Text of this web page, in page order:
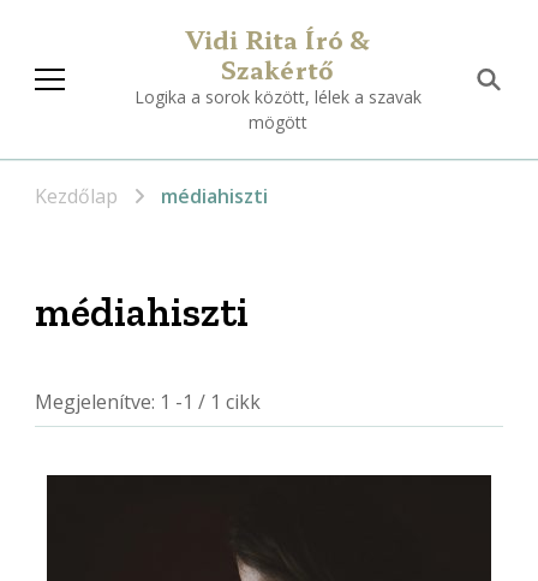
Vidi Rita Író &
Szakértő
Logika a sorok között, lélek a szavak
mögött
Kezdőlap médiahiszti
médiahiszti
Megjelenítve: 1 -1 / 1 cikk